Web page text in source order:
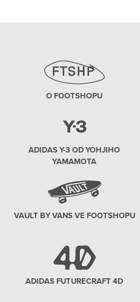
O FOOTSHOPU
ADIDAS Y-3 OD YOHJIHO
YAMAMOTA
VAULT BY VANS VE FOOTSHOPU
ADIDAS FUTURECRAFT 4D